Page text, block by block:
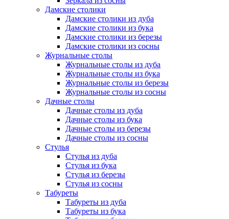
Дамские столики
Дамские столики из дуба
Дамские столики из бука
Дамские столики из березы
Дамские столики из сосны
Журнальные столы
Журнальные столы из дуба
Журнальные столы из бука
Журнальные столы из березы
Журнальные столы из сосны
Дачные столы
Дачные столы из дуба
Дачные столы из бука
Дачные столы из березы
Дачные столы из сосны
Стулья
Стулья из дуба
Стулья из бука
Стулья из березы
Стулья из сосны
Табуреты
Табуреты из дуба
Табуреты из бука